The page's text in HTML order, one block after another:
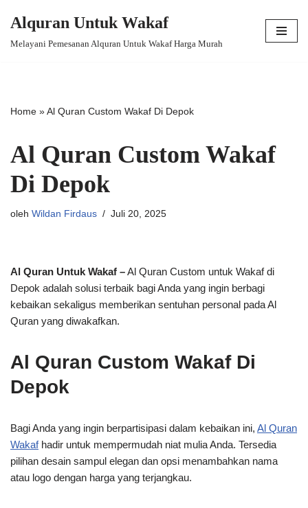
Alquran Untuk Wakaf
Melayani Pemesanan Alquran Untuk Wakaf Harga Murah
Home »Al Quran Custom Wakaf Di Depok
Al Quran Custom Wakaf
Di Depok
oleh Wildan Firdaus Juli 20, 2025
Al Quran Untuk Wakaf –Al Quran Custom untuk Wakaf di
Depok adalah solusi terbaik bagi Anda yang ingin berbagi
kebaikan sekaligus memberikan sentuhan personal pada Al
Quran yang diwakafkan.
Al Quran Custom Wakaf Di
Depok
Bagi Anda yang ingin berpartisipasi dalam kebaikan ini, Al Quran
Wakafhadir untuk mempermudah niat mulia Anda. Tersedia
pilihan desain sampul elegan dan opsi menambahkan nama
atau logo dengan harga yang terjangkau.